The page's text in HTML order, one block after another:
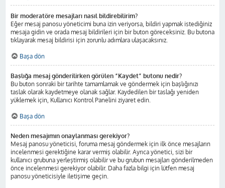
Bir moderatöre mesajları nasıl bildirebilirim?
Eğer mesaj panosu yöneticimi buna izin veriyorsa, bildiri yapmak istediğiniz
mesaja gidin ve orada mesaj bildirileri için bir buton göreceksiniz. Bu butona
tıklayarak mesaj bildirisi için zorunlu adımlara ulaşacaksınız.
Başa dön
Başlığa mesaj gönderilirken görülen “Kaydet” butonu nedir?
Bu buton sonraki bir tarihte tamamlamak ve göndermek için başlığınızı
taslak olarak kaydetmeye olanak sağlar. Kaydedilen bir taslağı yeniden
yüklemek için, Kullanıcı Kontrol Panelini ziyaret edin.
Başa dön
Neden mesajımın onaylanması gerekiyor?
Mesaj panosu yöneticisi, foruma mesaj göndermek için ilk önce mesajların
incelenmesi gerektiğine karar vermiş olabilir. Ayrıca yönetici, sizi bir
kullanıcı grubuna yerleştirmiş olabilir ve bu grubun mesajları gönderilmeden
önce incelenmesi gerekiyor olabilir. Daha fazla bilgi için lütfen mesaj
panosu yöneticisiyle iletişime geçin.